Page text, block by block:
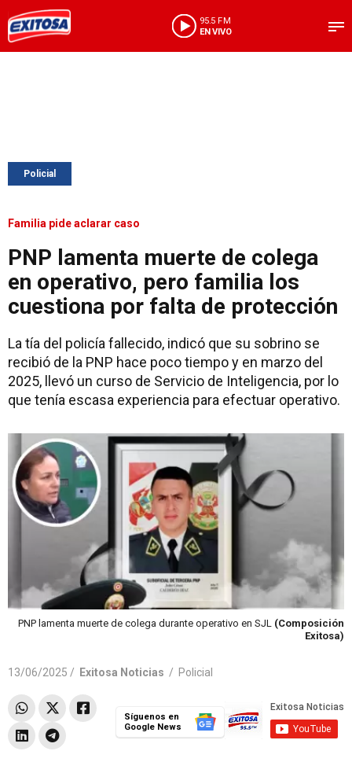
95.5 FM
EN VIVO
Policial
Familia pide aclarar caso
PNP lamenta muerte de colega
en operativo, pero familia los
cuestiona por falta de protección
La tía del policía fallecido, indicó que su sobrino se
recibió de la PNP hace poco tiempo y en marzo del
2025, llevó un curso de Servicio de Inteligencia, por lo
que tenía escasa experiencia para efectuar operativo.
PNP lamenta muerte de colega durante operativo en SJL (Composición
Exitosa)
13/06/2025 / Exitosa Noticias / Policial
Síguenos en
Google News